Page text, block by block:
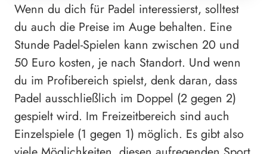
Wenn du dich für Padel interessierst, solltest
du auch die Preise im Auge behalten. Eine
Stunde Padel-Spielen kann zwischen 20 und
50 Euro kosten, je nach Standort. Und wenn
du im Profibereich spielst, denk daran, dass
Padel ausschließlich im Doppel (2 gegen 2)
gespielt wird. Im Freizeitbereich sind auch
Einzelspiele (1 gegen 1) möglich. Es gibt also